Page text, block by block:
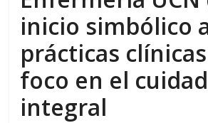
inicio simbólico
prácticas
foco en el
integral